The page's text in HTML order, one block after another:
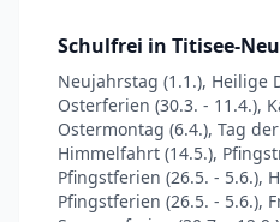
Schulfrei in Titisee-
Neujahrstag (1.1.), Heilige
Osterferien (30.3. - 11.4.),
Ostermontag (6.4.), Tag
Himmelfahrt (14.5.),
Pfingstferien (26.5. - 5.6.),
Pfingstferien (26.5. - 5.6.),